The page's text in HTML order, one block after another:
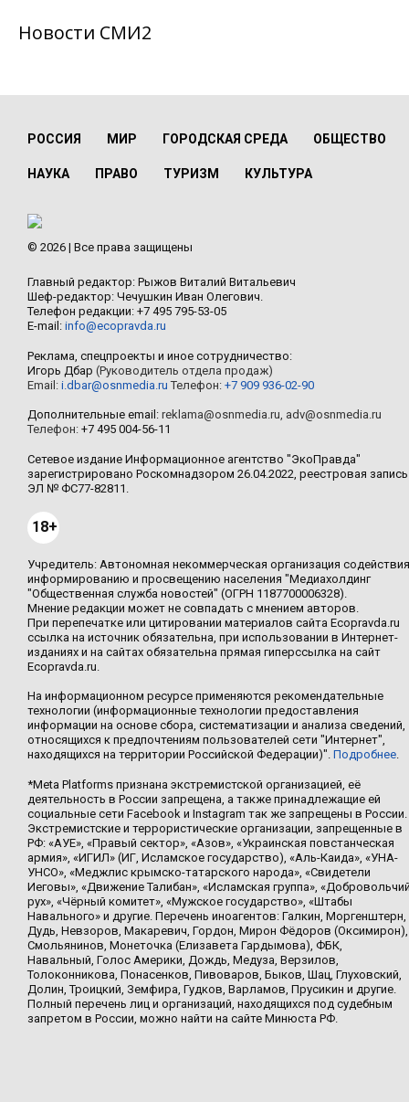
Новости СМИ2
РОССИЯ МИР ГОРОДСКАЯ СРЕДА ОБЩЕСТВО
НАУКА ПРАВО ТУРИЗМ КУЛЬТУРА
© 2026 | Все права защищены
Главный редактор: Рыжов Виталий Витальевич
Шеф-редактор: Чечушкин Иван Олегович.
Телефон редакции: +7 495 795-53-05
E-mail: info@ecopravda.ru
Реклама, спецпроекты и иное сотрудничество:
Игорь Дбар (Руководитель отдела продаж)
Email: i.dbar@osnmedia.ru Телефон: +7 909 936-02-90
Дополнительные email: reklama@osnmedia.ru, adv@osnmedia.ru
Телефон: +7 495 004-56-11
Сетевое издание Информационное агентство "ЭкоПравда"
зарегистрировано Роскомнадзором 26.04.2022, реестровая запись
ЭЛ № ФС77-82811.
18+
Учредитель: Автономная некоммерческая организация содействия
информированию и просвещению населения "Медиахолдинг
"Общественная служба новостей" (ОГРН 1187700006328).
Мнение редакции может не совпадать с мнением авторов.
При перепечатке или цитировании материалов сайта Ecopravda.ru
ссылка на источник обязательна, при использовании в Интернет-
изданиях и на сайтах обязательна прямая гиперссылка на сайт
Ecopravda.ru.
На информационном ресурсе применяются рекомендательные
технологии (информационные технологии предоставления
информации на основе сбора, систематизации и анализа сведений,
относящихся к предпочтениям пользователей сети "Интернет",
находящихся на территории Российской Федерации)". Подробнее.
*Meta Platforms признана экстремистской организацией, её
деятельность в России запрещена, а также принадлежащие ей
социальные сети Facebook и Instagram так же запрещены в России.
Экстремистские и террористические организации, запрещенные в
РФ: «АУЕ», «Правый сектор», «Азов», «Украинская повстанческая
армия», «ИГИЛ» (ИГ, Исламское государство), «Аль-Каида», «УНА-
УНСО», «Меджлис крымско-татарского народа», «Свидетели
Иеговы», «Движение Талибан», «Исламская группа»,
рух», «Чёрный комитет», «Мужское государство», «Штабы
Навального» и другие. Перечень иноагентов: Галкин, Моргенштерн,
Дудь, Невзоров, Макаревич, Гордон, Мирон Фёдоров (Оксимирон),
Смольянинов, Монеточка (Елизавета Гардымова), ФБК,
Навальный, Голос Америки, Дождь, Медуза, Верзилов,
Толоконникова, Понасенков, Пивоваров, Быков, Шац, Глуховский,
Долин, Троицкий, Земфира, Гудков, Варламов, Прусикин и другие.
Полный перечень лиц и организаций, находящихся под судебным
запретом в России, можно найти на сайте Минюста РФ.